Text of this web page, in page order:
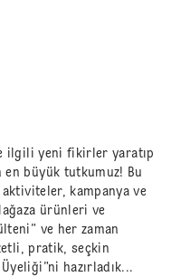
ilgili yeni fikirler yaratıp
en büyük tutkumuz! Bu
kampanya ve
ürünleri ve
ve her zaman
pratik, seçkin
hazırladık...